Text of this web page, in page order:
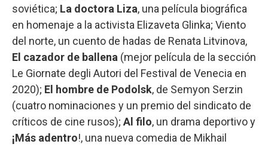
soviética; La doctora Liza, una película biográfica
en homenaje a la activista Elizaveta Glinka; Viento
del norte, un cuento de hadas de Renata Litvinova,
El cazador de ballena (mejor película de la sección
Le Giornate degli Autori del Festival de Venecia en
2020); El hombre de Podolsk, de Semyon Serzin
(cuatro nominaciones y un premio del sindicato de
críticos de cine rusos); Al filo, un drama deportivo y
¡Más adentro!, una nueva comedia de Mikhail